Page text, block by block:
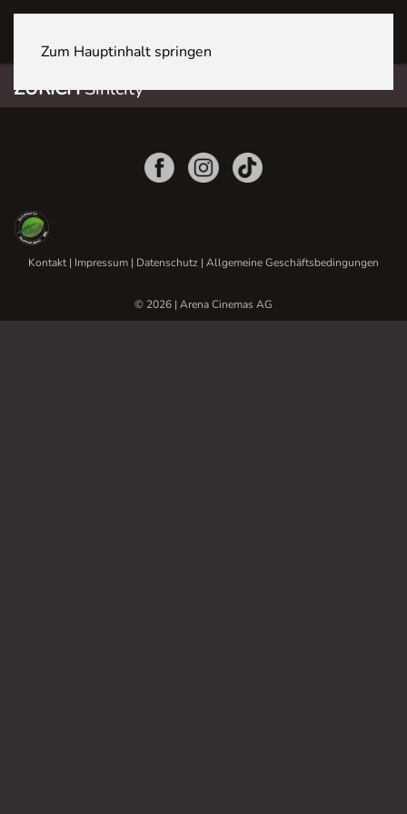
Zum Hauptinhalt springen
ZÜRICHSihlcity
Kontakt| Impressum | Datenschutz | Allgemeine Geschäftsbedingungen
© 2026 | Arena Cinemas AG